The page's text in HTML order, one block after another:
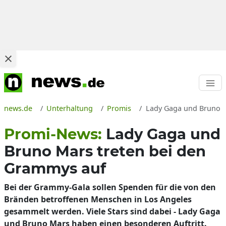
news.de Unterhaltung Promis Lady Gaga und Bruno
Promi-News: Lady Gaga und
Bruno Mars treten bei den
Grammys auf
Bei der Grammy-Gala sollen Spenden für die von den
Bränden betroffenen Menschen in Los Angeles
gesammelt werden. Viele Stars sind dabei - Lady Gaga
und Bruno Mars haben einen besonderen Auftritt.